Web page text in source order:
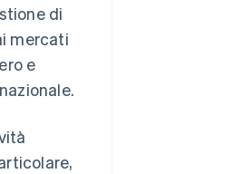
di
mercati
e